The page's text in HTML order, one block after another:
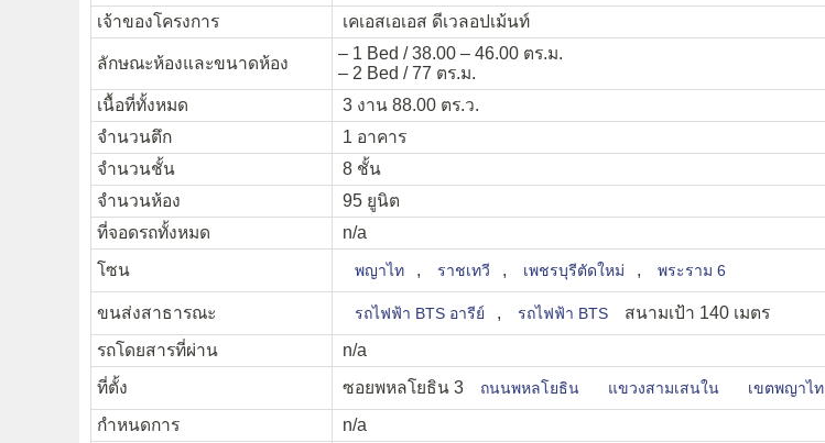
เจ้าของโครงการ เคเอสเอเอส ดีเวลอปเม้นท์
ลักษณะห้องและขนาดห้อง
– 1 Bed / 38.00 – 46.00 ตร.ม.
– 2 Bed / 77 ตร.ม.
เนื้อที่ทั้งหมด
3 งาน 88.00 ตร.ว.
จำนวนตึก
1 อาคาร
จำนวนชั้น
8 ชั้น
จำนวนห้อง
95 ยูนิต
ที่จอดรถทั้งหมด
n/a
โซน
พญาไท , ราชเทวี , เพชรบุรีตัดใหม่ , พระราม 6
ขนส่งสาธารณะ รถไฟฟ้า BTS อารีย์ , รถไฟฟ้า BTS
สนามเป้า 140 เมตร
รถโดยสารที่ผ่าน
n/a
ที่ตั้ง
ซอยพหลโยธิน 3 ถนนพหลโยธิน แขวงสามเสนใน เขตพญาไท
กำหนดการ
n/a